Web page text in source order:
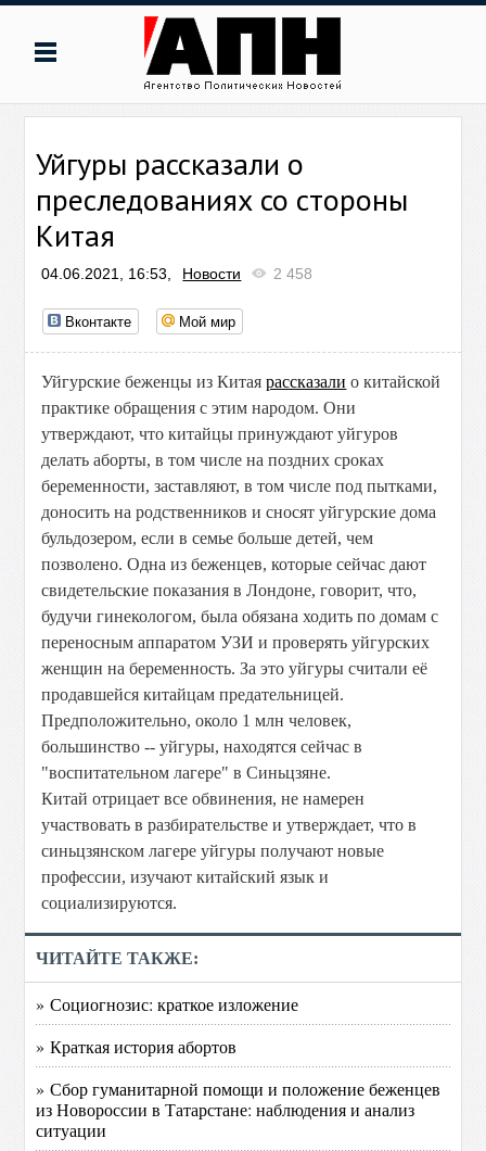
Уйгуры рассказали о
преследованиях со стороны
Китая
04.06.2021, 16:53, Новости 2 458
Вконтакте Мой мир
Уйгурские беженцы из Китаярассказали о китайской
практике обращения с этим народом. Они
утверждают, что китайцы принуждают уйгуров
делать аборты, в том числе на поздних сроках
беременности, заставляют, в том числе под пытками,
доносить на родственников и сносят уйгурские дома
бульдозером, если в семье больше детей, чем
позволено. Одна из беженцев, которые сейчас дают
свидетельские показания в Лондоне, говорит, что,
будучи гинекологом, была обязана ходить по домам с
переносным аппаратом УЗИ и проверять уйгурских
женщин на беременность. За это уйгуры считали её
продавшейся китайцам предательницей.
Предположительно, около 1 млн человек,
большинство -- уйгуры, находятся сейчас в
"воспитательном лагере" в Синьцзяне.
Китай отрицает все обвинения, не намерен
участвовать в разбирательстве и утверждает, что в
синьцзянском лагере уйгуры получают новые
профессии, изучают китайский язык и
социализируются.
ЧИТАЙТЕ ТАКЖЕ:
» Социогнозис: краткое изложение
» Краткая история абортов
» Сбор гуманитарной помощи и положение беженцев
из Новороссии в Татарстане: наблюдения и анализ
ситуации